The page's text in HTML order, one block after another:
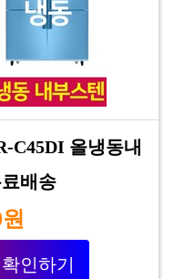
C45DI 올냉동내
배송
인하기